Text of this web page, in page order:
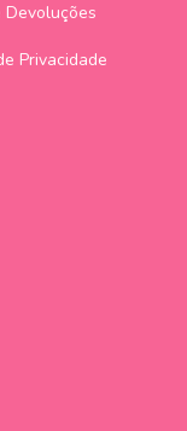
Devoluções
Privacidade